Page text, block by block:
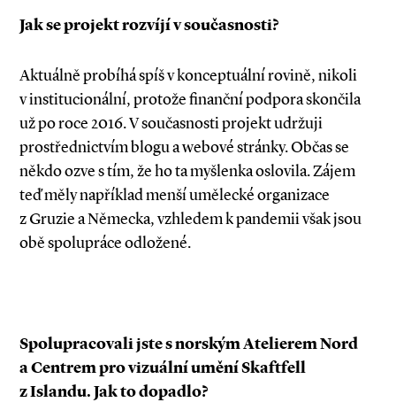
Jak se projekt rozvíjí v současnosti?
Aktuálně probíhá spíš v konceptuální rovině, nikoli
v institucionální, protože finanční podpora skončila
už po roce 2016. V současnosti projekt udržuji
prostřednictvím blogu a webové stránky. Občas se
někdo ozve s tím, že ho ta myšlenka oslovila. Zájem
teď měly například menší umělecké organizace
z Gruzie a Německa, vzhledem k pandemii však jsou
obě spolupráce odložené.
Spolupracovali jste s norským Atelierem Nord
a Centrem pro vizuální umění Skaftfell
z Islandu. Jak to dopadlo?